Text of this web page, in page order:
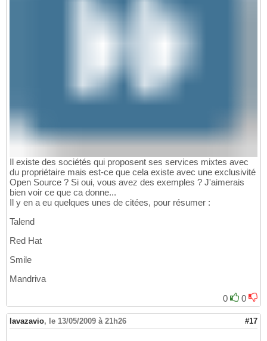
Il existe des sociétés qui proposent ses services mixtes avec
du propriétaire mais est-ce que cela existe avec une exclusivité
Open Source ? Si oui, vous avez des exemples ? J'aimerais
bien voir ce que ca donne...
Il y en a eu quelques unes de citées, pour résumer :
Talend
Red Hat
Smile
Mandriva
0
0
lavazavio, le 13/05/2009 à 21h26 #17